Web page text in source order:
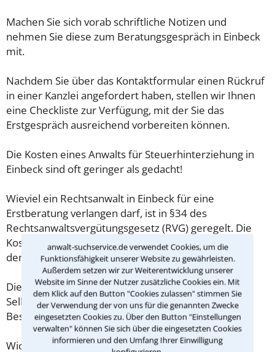
anwalt-suchservice.de verwendet Cookies, um die
Funktionsfähigkeit unserer Website zu gewährleisten.
Außerdem setzen wir zur Weiterentwicklung unserer
Website im Sinne der Nutzer zusätzliche Cookies ein. Mit
dem Klick auf den Button "Cookies zulassen" stimmen Sie
der Verwendung der von uns für die genannten Zwecke
eingesetzten Cookies zu. Über den Button "Einstellungen
verwalten" können Sie sich über die eingesetzten Cookies
informieren und den Umfang Ihrer Einwilligung
Machen Sie sich vorab schriftliche Notizen und
nehmen Sie diese zum Beratungsgespräch in Einbeck
mit.
Nachdem Sie über das Kontaktformular einen Rückruf
in einer Kanzlei angefordert haben, stellen wir Ihnen
eine Checkliste zur Verfügung, mit der Sie das
Erstgespräch ausreichend vorbereiten können.
Die Kosten eines Anwalts für Steuerhinterziehung in
Einbeck sind oft geringer als gedacht!
Wieviel ein Rechtsanwalt in Einbeck für eine
Erstberatung verlangen darf, ist in §34 des
Rechtsanwaltsvergütungsgesetz (RVG) geregelt. Die
Kosten für das erste Beratungsgespräch betragen
demnach maximal 190,00 € zzgl. MwSt.
Diese Regelung gilt jedoch nur für Verbraucher. Für
Selbstständige oder Freiberufler gilt diese
Beschränkung nicht.
Wichtig daher: Klären Sie die Kostenfrage mit Ihrem